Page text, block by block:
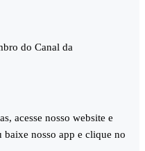
do Canal da
acesse nosso website e
nosso app e clique no